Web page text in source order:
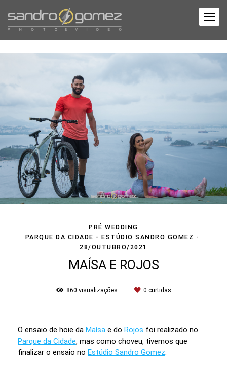
PRÉ WEDDING
PARQUE DA CIDADE - ESTÚDIO SANDRO GOMEZ
28/OUTUBRO/2021
MAÍSA E ROJOS
860 visualizações 0 curtidas
O ensaio de hoie da Maísa e do Rojos foi realizado no
Parque da Cidade, mas como choveu, tivemos que
finalizar o ensaio no Estúdio Sandro Gomez.